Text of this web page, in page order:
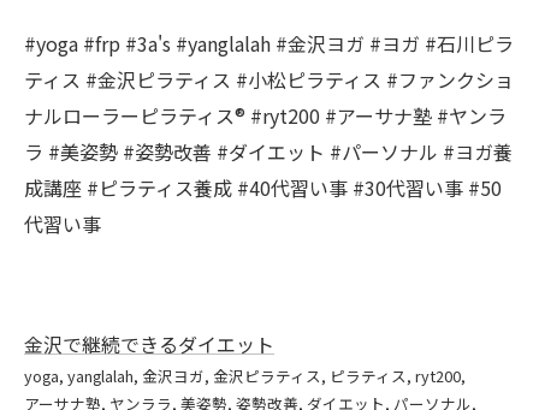
#yoga #frp #3a's #yanglalah #金沢ヨガ #ヨガ #石川ピラ
ティス #金沢ピラティス #小松ピラティス #ファンクショ
ナルローラーピラティス®︎ #ryt200 #アーサナ塾 #ヤンラ
ラ #美姿勢 #姿勢改善 #ダイエット #パーソナル #ヨガ養
成講座 #ピラティス養成 #40代習い事 #30代習い事 #50
代習い事
金沢で継続できるダイエット
yoga yanglalah 金沢ヨガ 金沢ピラティス ピラティス ryt200
アーサナ塾 ヤンララ 美姿勢 姿勢改善 ダイエット パーソナル